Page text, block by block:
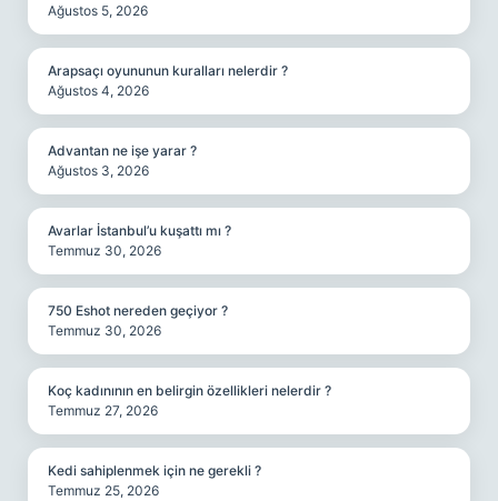
Ağustos 5, 2026
Arapsaçı oyununun kuralları nelerdir ?
Ağustos 4, 2026
Advantan ne işe yarar ?
Ağustos 3, 2026
Avarlar İstanbul’u kuşattı mı ?
Temmuz 30, 2026
750 Eshot nereden geçiyor ?
Temmuz 30, 2026
Koç kadınının en belirgin özellikleri nelerdir ?
Temmuz 27, 2026
Kedi sahiplenmek için ne gerekli ?
Temmuz 25, 2026